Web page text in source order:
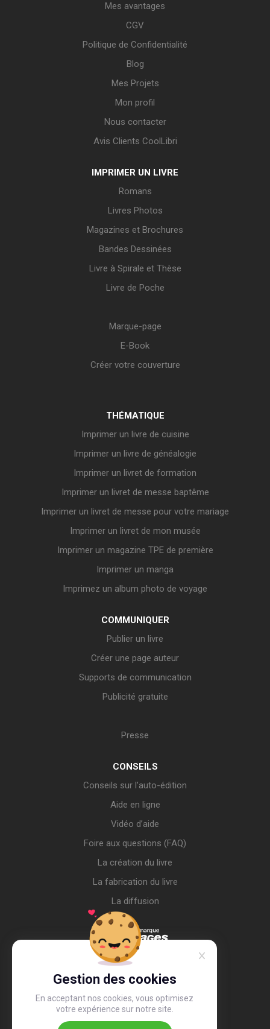
Gestion des cookies
En acceptant nos cookies, vous optimisez
votre expérience sur notre site.
Mes avantages
CGV
Politique de Confidentialité
Blog
Mes Projets
Mon profil
Nous contacter
Avis Clients CoolLibri
IMPRIMER UN LIVRE
Romans
Livres Photos
Magazines et Brochures
Bandes Dessinées
Livre à Spirale et Thèse
Livre de Poche
Marque-page
E-Book
Créer votre couverture
THÉMATIQUE
Imprimer un livre de cuisine
Imprimer un livre de généalogie
Imprimer un livret de formation
Imprimer un livret de messe baptême
Imprimer un livret de messe pour votre mariage
Imprimer un livret de mon musée
Imprimer un magazine TPE de première
Imprimer un manga
Imprimez un album photo de voyage
COMMUNIQUER
Publier un livre
Créer une page auteur
Supports de communication
Publicité gratuite
Presse
CONSEILS
Conseils sur l’auto-édition
Aide en ligne
Vidéo d’aide
Foire aux questions (FAQ)
La création du livre
La fabrication du livre
La diffusion